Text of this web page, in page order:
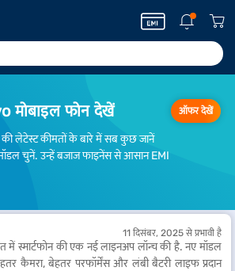
मोबाइल फोन देखें
लेटेस्ट कीमतों के बारे में सब कुछ जानें
चुनें. उन्हें बजाज फाइनेंस से आसान EMI
ऑफर देखें
11 दिसंबर, 2025 से प्रभावी है
स्मार्टफोन की एक नई लाइनअप लॉन्च की है. नए मॉडल
कैमरा, बेहतर परफॉर्मेंस और लंबी बैटरी लाइफ प्रदान